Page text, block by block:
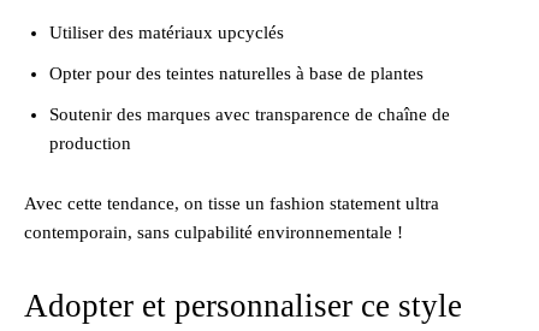
Utiliser des matériaux upcyclés
Opter pour des teintes naturelles à base de plantes
Soutenir des marques avec transparence de chaîne de
production
Avec cette tendance, on tisse un fashion statement ultra
contemporain, sans culpabilité environnementale !
Adopter et personnaliser ce style